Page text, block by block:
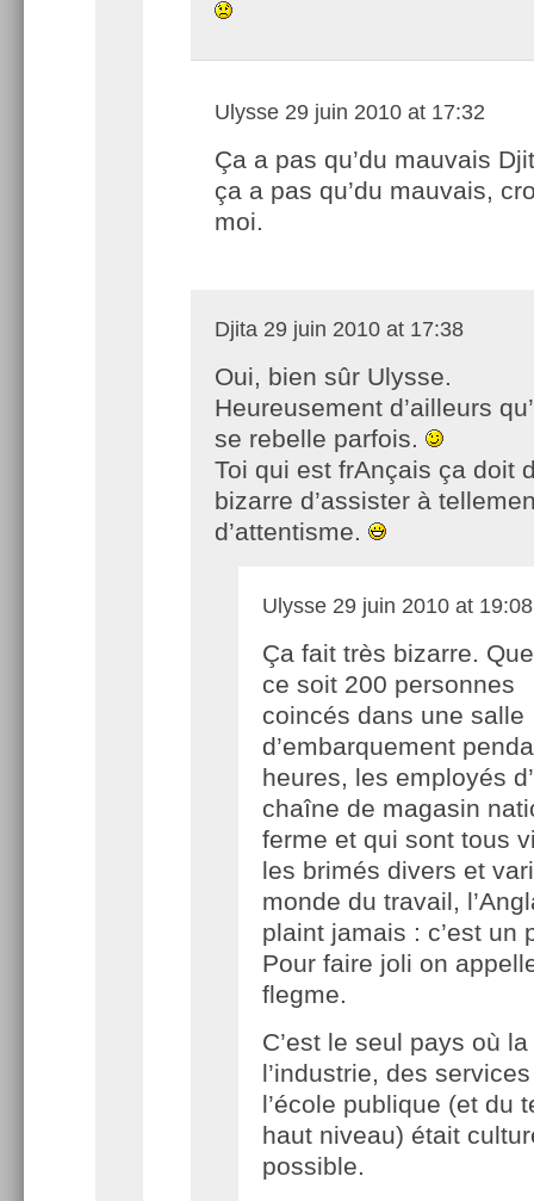
Ulysse 29 juin 2010 at 17:32
Ça a pas qu’du mauvais
ça a pas qu’du mauvais,
moi.
Djita 29 juin 2010 at 17:38
Oui, bien sûr Ulysse.
Heureusement d’ailleurs
se rebelle parfois.
Toi qui est frAnçais ça doit
bizarre d’assister à
d’attentisme.
Ulysse 29 juin 2010 at 19:08
Ça fait très bizarre. Que
ce soit 200 personnes
coincés dans une salle
d’embarquement
heures, les employés
chaîne de magasin
ferme et qui sont tous
les brimés divers et
monde du travail,
plaint jamais : c’est un
Pour faire joli on
flegme.
C’est le seul pays où
l’industrie, des
l’école publique (et du
haut niveau) était
possible.